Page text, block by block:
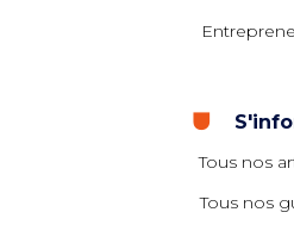
Tous nos
Tous nos